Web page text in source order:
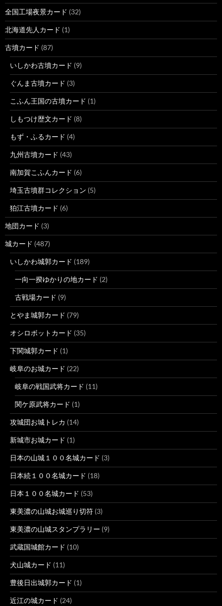
全国工場夜景カード (32)
北海道先人カード (1)
古墳カード (87)
いしかわ古墳カード (9)
ぐんま古墳カード (3)
こふん王国の古墳カード (1)
しもつけ歴文カード (8)
もず・ふるカード (4)
九州古墳カード (43)
南加賀こふんカード (6)
埼玉古墳群コレクション (5)
狛江古墳カード (6)
地団カード (3)
城カード (487)
いしかわ城郭カード (189)
一向一揆ゆかりの地カード (2)
古戦場カード (9)
とやま城郭カード (79)
オシロボットカード (35)
下関城郭カード (1)
岐阜のお城カード (22)
岐阜の戦国武将カード (11)
関ケ原武将カード (1)
攻城団お城トレカ (14)
新城市お城カード (1)
日本の山城１００名城カード (3)
日本続１００名城カード (18)
日本１００名城カード (53)
東美濃の山城お城巡り切符 (3)
東美濃の山城スタンプラリー (9)
武蔵国城館カード (10)
犬山城カード (11)
豊後日出城郭カード (1)
近江の城カード (24)